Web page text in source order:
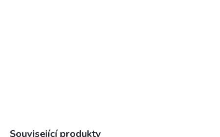
Související produkty